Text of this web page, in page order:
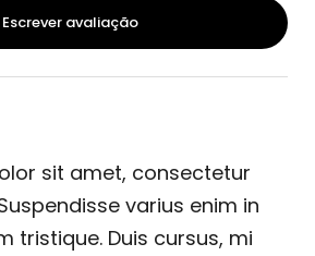
Escrever avaliação
sit amet, consectetur
varius enim in
tristique. Duis cursus, mi